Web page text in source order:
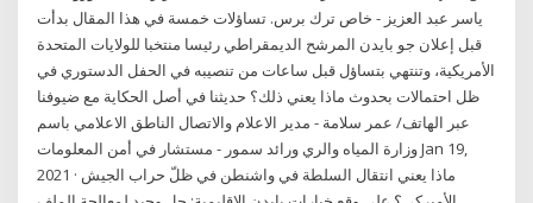
ياسر عبد العزيز - خاص ترك برس. تساؤلات خمسة في هذا المقال بدأت
قبل إعلان جو بايدن المرشح الديمقراطي رئيسا منتخبا للولايات المتحدة
الأمريكية، وتنتهي بتساؤل قبل ساعات من تنصيبه في الحفل الدستوري في
ظل احتمالات بحدوث ماذا يعني ذلك؟ حديثنا في أصل الحكاية مع ضيوفنا
عبر الهاتف/ عمر سلامة - مدير الاعلام والاتصال الناطق الاعلامي باسم
وزارة المياه والري ورائد سمور - مستشار في أمن المعلومات Jan 19,
2021 · ماذا يعني انتقال السلطة في واشنطن في ظلّ حراب الجيش